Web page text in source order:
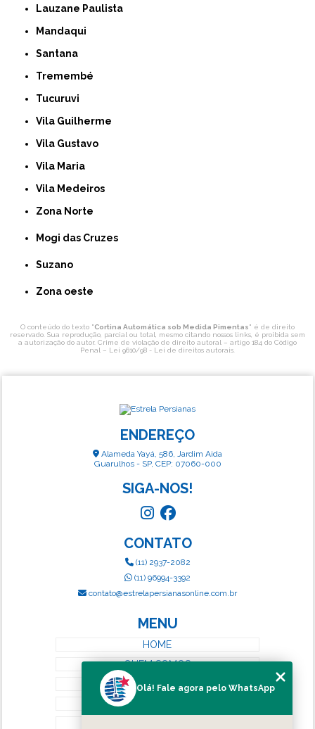
Lauzane Paulista
Mandaqui
Santana
Tremembé
Tucuruvi
Vila Guilherme
Vila Gustavo
Vila Maria
Vila Medeiros
Zona Norte
Mogi das Cruzes
Suzano
Zona oeste
O conteúdo do texto "Cortina Automática sob Medida Pimentas" é de direito
reservado. Sua reprodução, parcial ou total, mesmo citando nossos links, é proibida sem
a autorização do autor. Crime de violação de direito autoral – artigo 184 do Código
Penal – Lei 9610/98 - Lei de direitos autorais
ENDEREÇO
Alameda Yayá, 586, Jardim Aida
Guarulhos - SP, CEP: 07060-000
SIGA-NOS!
CONTATO
(11) 2937-2082
(11) 96994-3392
contato@estrelapersianasonline.com.br
MENU
HOME
QUEM SOMOS
SERVIÇOS
Olá! Fale agora pelo WhatsApp